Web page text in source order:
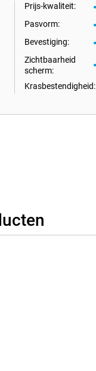
Prijs-kwaliteit:
Pasvorm:
Bevestiging:
Zichtbaarheid
scherm:
Krasbestendigheid: